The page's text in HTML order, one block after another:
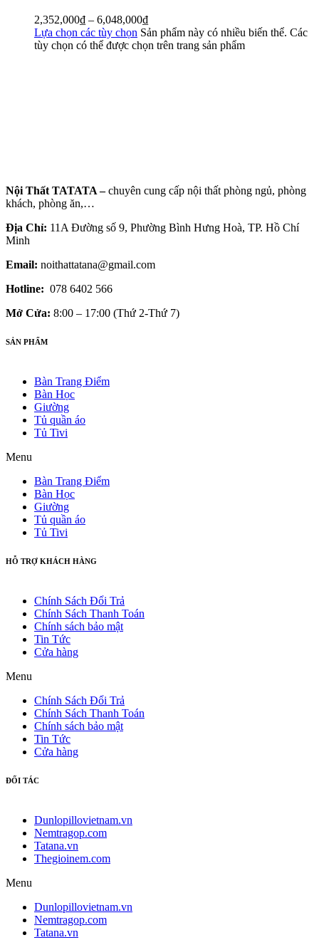
2,352,000₫ – 6,048,000₫
Lựa chọn các tùy chọn Sản phẩm này có nhiều biến thể. Các
tùy chọn có thể được chọn trên trang sản phẩm
Nội Thất TATATA –chuyên cung cấp nội thất phòng ngủ, phòng
khách, phòng ăn,…
Địa Chỉ: 11A Đường số 9, Phường Bình Hưng Hoà, TP. Hồ Chí
Minh
Email: noithattatana@gmail.com
Hotline: 078 6402 566
Mở Cửa: 8:00 – 17:00 (Thứ 2-Thứ 7)
SẢN PHẨM
Bàn Trang Điểm
Bàn Học
Giường
Tủ quần áo
Tủ Tivi
Menu
Bàn Trang Điểm
Bàn Học
Giường
Tủ quần áo
Tủ Tivi
HỖ TRỢ KHÁCH HÀNG
Chính Sách Đổi Trả
Chính Sách Thanh Toán
Chính sách bảo mật
Tin Tức
Cửa hàng
Menu
Chính Sách Đổi Trả
Chính Sách Thanh Toán
Chính sách bảo mật
Tin Tức
Cửa hàng
ĐỐI TÁC
Dunlopillovietnam.vn
Nemtragop.com
Tatana.vn
Thegioinem.com
Menu
Dunlopillovietnam.vn
Nemtragop.com
Tatana.vn